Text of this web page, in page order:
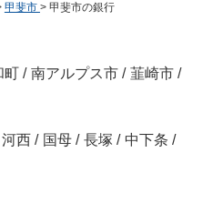
甲斐市 > 甲斐市の銀行
町 / 南アルプス市 / 韮崎市 /
河西 / 国母 / 長塚 / 中下条 /